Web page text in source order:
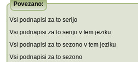
Povezano:
Vsi podnapisi za to serijo
Vsi podnapisi za to serijo v tem jeziku
Vsi podnapisi za to sezono v tem jeziku
Vsi podnapisi za to sezono